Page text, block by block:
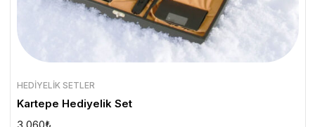
HEDIYELIK SETLER
Kartepe Hediyelik Set
3.060₺